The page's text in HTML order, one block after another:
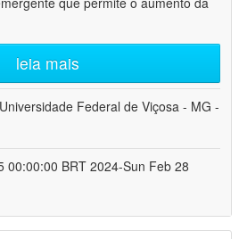
leia mais
Universidade Federal de Viçosa - MG -
00:00:00 BRT 2024-Sun Feb 28